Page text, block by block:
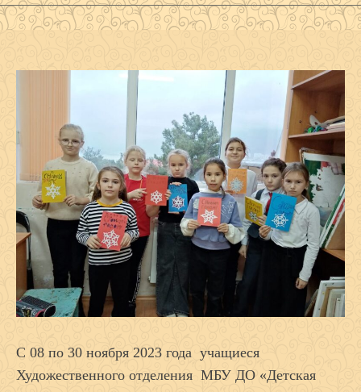
С 08 по 30 ноября 2023 года учащиеся
Художественного отделения МБУ ДО «Детская